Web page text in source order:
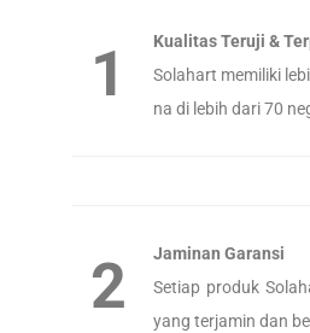
1
Kualitas Teruji &
Solahart memiliki
na di lebih dari 70
2
Jaminan Garansi
Setiap produk
yang terjamin dan